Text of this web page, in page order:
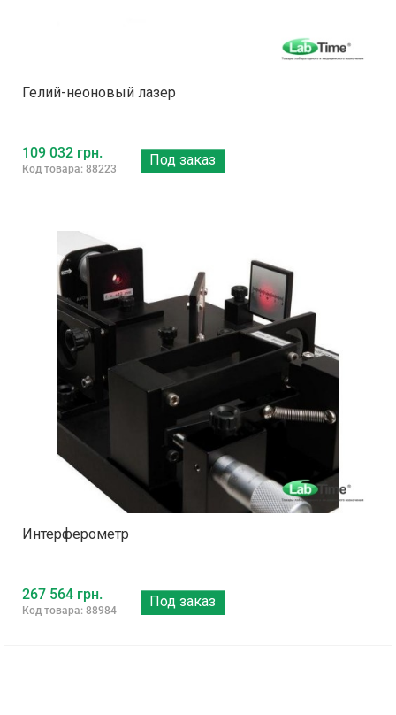
Гелий-неоновый лазер
109 032 грн.
Код товара: 88223
Под заказ
Интерферометр
267 564 грн.
Код товара: 88984
Под заказ